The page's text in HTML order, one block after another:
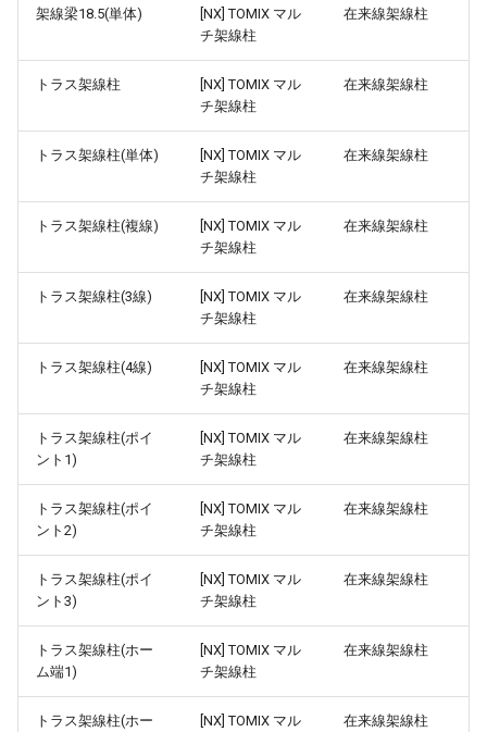
編成の設定
バリアブルレール
ターンテーブル
フレキシブル部品
プラットホーム
橋上駅舎
高架駅
信号機
補助ストレート
留置線作例
鉄橋PC橋脚
スペーサー
れんが橋脚(角型)基本
ホーム(都市型)アップグレー
ホーム(都市型)番線A
ニュー橋上駅舎(都市型対応
部品)
橋上駅舎(都市型対応部品)
マルチ跨線橋基本
マルチ跨線橋応用
レール側壁
マルチ高架橋
幅広ホーム(都市型)
ミニホーム＋幅広ホーム
ver 6.0.0.430
ver 6.0.0.401
ver 6.0.0.394
ver 6.0.0.390
ver 6.0.0.382
ver 6.0.0.373
ver 6.0.0.372
架線梁18.5(単体)
[NX] TOMIX マル
チ架線柱
在来線架線柱
トラス架線柱
[NX] TOMIX マル
チ架線柱
在来線架線柱
トラス架線柱(単体)
[NX] TOMIX マル
チ架線柱
在来線架線柱
トラス架線柱(複線)
[NX] TOMIX マル
チ架線柱
在来線架線柱
トラス架線柱(3線)
[NX] TOMIX マル
チ架線柱
在来線架線柱
トラス架線柱(4線)
[NX] TOMIX マル
チ架線柱
在来線架線柱
トラス架線柱(ポイ
ント1)
[NX] TOMIX マル
チ架線柱
在来線架線柱
トラス架線柱(ポイ
ント2)
[NX] TOMIX マル
チ架線柱
在来線架線柱
トラス架線柱(ポイ
ント3)
[NX] TOMIX マル
チ架線柱
在来線架線柱
トラス架線柱(ホー
ム端1)
[NX] TOMIX マル
チ架線柱
在来線架線柱
トラス架線柱(ホー
[NX] TOMIX マル
在来線架線柱